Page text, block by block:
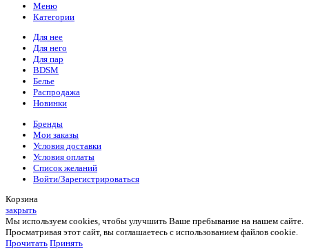
Меню
Категории
Для нее
Для него
Для пар
BDSM
Белье
Распродажа
Новинки
Бренды
Мои заказы
Условия доставки
Условия оплаты
Список желаний
Войти/Зарегистрироваться
Корзина
закрыть
Мы используем cookies, чтобы улучшить Ваше пребывание на нашем сайте.
Просматривая этот сайт, вы соглашаетесь с использованием файлов cookie.
Прочитать Принять